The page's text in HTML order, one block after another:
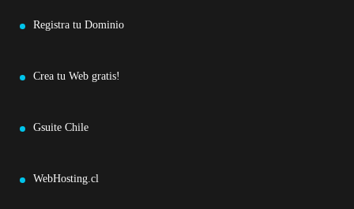
Registra tu Dominio
Crea tu Web gratis!
Gsuite Chile
WebHosting.cl